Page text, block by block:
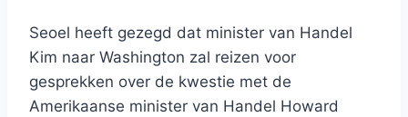
Seoel heeft gezegd dat minister van Handel
Kim naar Washington zal reizen voor
gesprekken over de kwestie met de
Amerikaanse minister van Handel Howard